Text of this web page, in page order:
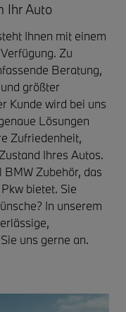
Ihr Auto
Ihnen mit einem
Zu
Beratung,
größter
Kunde wird bei uns
Lösungen
Zufriedenheit,
Ihres Autos.
Zubehör, das
bietet. Sie
In unserem
uns gerne an.